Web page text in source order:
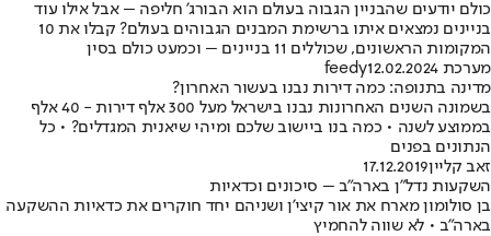
כולם יודעים שהבניין הגבוה בעולם הוא הבורג’ חליפה – אבל אילו עוד
בניינים נמצאים איתו ברשימת המבנים הגבוהים בעולם? קבלו את 10
המקומות הראשונים, שכוללים 11 בניינים – וכמעט כולם בסין
מערכת feedy12.02.2024
מדינה בתנופה: כמה דירות נבנו בעשור האחרון?
בשמונה השנים האחרונות נבנו בישראל מעל 300 אלף דירות - 40 אלף
בממוצע לשנה • כמה בנו ביישוב שלכם ומיהי שיאנית המגדלים? • כל
הנתונים בפנים
זאב קליין17.12.2019
השקעות נדל"ן בארה"ב – סיכונים וכדאיות
בן סולומון מארח את אור קיצי'ן ושניהם יחד חוקרים את כדאיות ההשקעה
בארה"ב • לא שווה להחמיץ